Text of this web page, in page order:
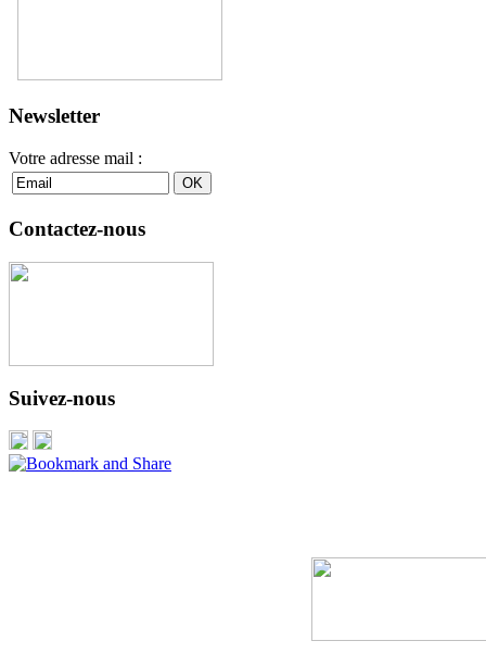
Newsletter
Votre adresse mail :
Contactez-nous
Suivez-nous